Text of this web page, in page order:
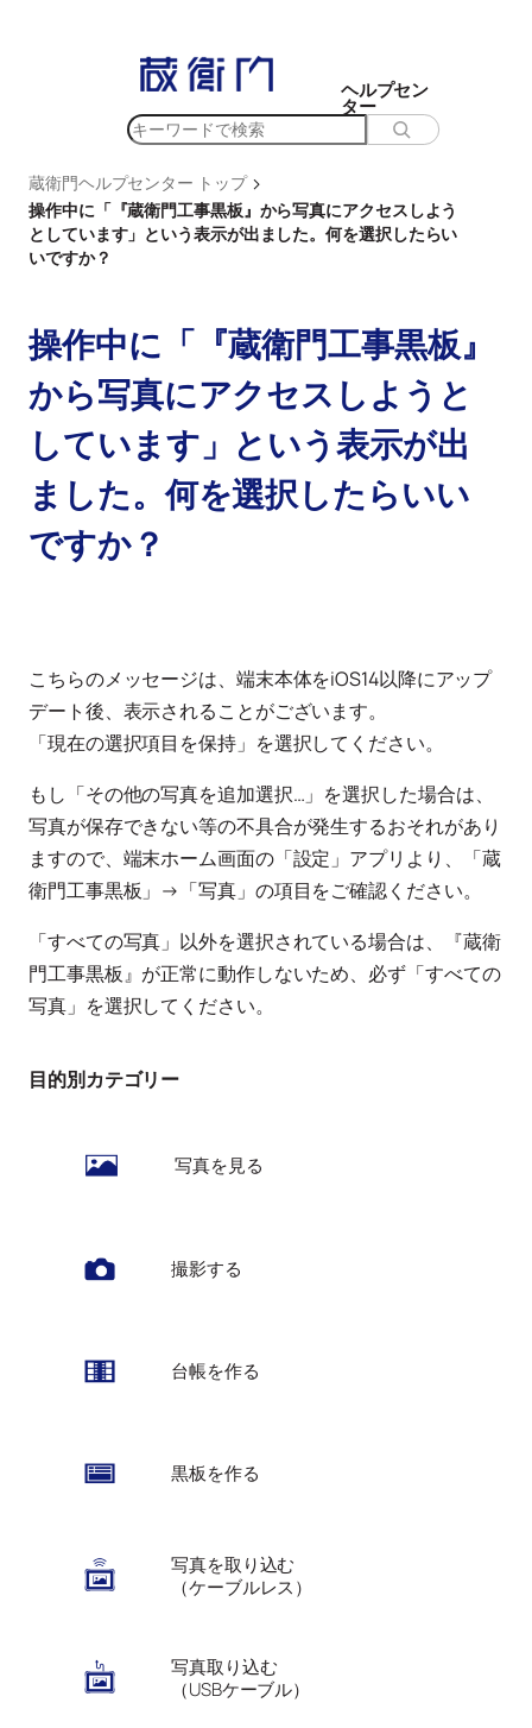
ッ
プ
ヘルプセン
ター
検
蔵衛門ヘルプセンター トップ >
操作中に「『蔵衛門工事黒板』から写真にアクセスしよう
としています」という表示が出ました。何を選択したらい
いですか？
目的別カテゴリー
写真を見る
撮影する
台帳を作る
黒板を作る
写真を取り込む
（ケーブルレス）
写真取り込む
（USBケーブル）
操作中に「『蔵衛門工事黒板』
から写真にアクセスしようと
しています」という表示が出
ました。何を選択したらいい
ですか？
こちらのメッセージは、端末本体をiOS14以降にアップ
デート後、表示されることがございます。
「現在の選択項目を保持」を選択してください。
もし「その他の写真を追加選択…」を選択した場合は、
写真が保存できない等の不具合が発生するおそれがあり
ますので、端末ホーム画面の「設定」アプリより、「蔵
衛門工事黒板」→「写真」の項目をご確認ください。
「すべての写真」以外を選択されている場合は、『蔵衛
門工事黒板』が正常に動作しないため、必ず「すべての
写真」を選択してください。